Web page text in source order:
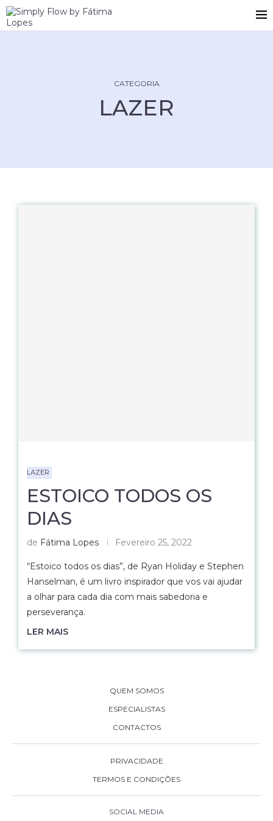
CATEGORIA
LAZER
LAZER
ESTOICO TODOS OS
DIAS
de Fátima Lopes Fevereiro 25, 2022
“Estoico todos os dias”, de Ryan Holiday e Stephen
Hanselman, é um livro inspirador que vos vai ajudar
a olhar para cada dia com mais sabedoria e
perseverança.
LER MAIS
QUEM SOMOS
ESPECIALISTAS
CONTACTOS
PRIVACIDADE
TERMOS E CONDIÇÕES
SOCIAL MEDIA